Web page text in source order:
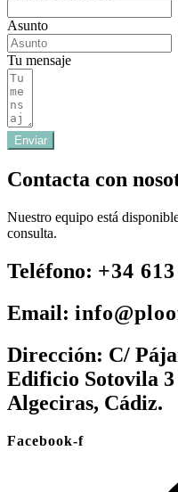
Asunto
Tu mensaje
Enviar
Contacta con
Nuestro equipo está
consulta.
Teléfono: +34
Email:
Dirección: C/
Edificio Sotovila 3
Algeciras, Cádiz.
Facebook-f